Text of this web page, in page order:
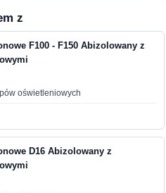
z
F100 - F150 Abizolowany z
oświetleniowych
D16 Abizolowany z